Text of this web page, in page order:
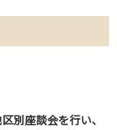
別座談会を行い、